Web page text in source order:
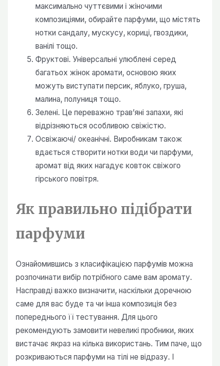
максимально чуттєвими і жіночими
композиціями, обирайте парфуми, що містять
нотки сандалу, мускусу, кориці, гвоздики,
ванілі тощо.
Фруктові. Універсальні улюблені серед
багатьох жінок аромати, основою яких
можуть виступати персик, яблуко, груша,
малина, полуниця тощо.
Зелені. Це переважно трав’яні запахи, які
відрізняються особливою свіжістю.
Освіжаючі/ океанічні. Виробникам також
вдається створити нотки води чи парфуми,
аромат від яких нагадує ковток свіжого
гірського повітря.
Як правильно підібрати
парфуми
Ознайомившись з класифікацією парфумів можна
розпочинати вибір потрібного саме вам аромату.
Насправді важко визначити, наскільки доречною
саме для вас буде та чи інша композиція без
попереднього її тестування. Для цього
рекомендують замовити невеликі пробники, яких
вистачає якраз на кілька використань. Тим паче, що
розкриваються парфуми на тілі не відразу. І